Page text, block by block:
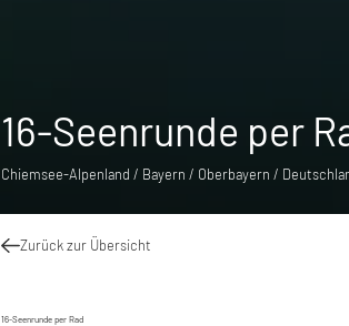
16-Seenrunde per
Chiemsee-Alpenland / Bayern / Oberbayern /
Zurück zur Übersicht
16-Seenrunde per Rad